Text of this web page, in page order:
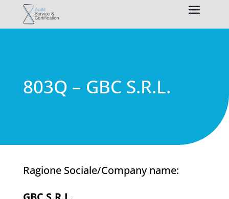
803Q – GBC S.R.L.
Ragione Sociale/Company name: